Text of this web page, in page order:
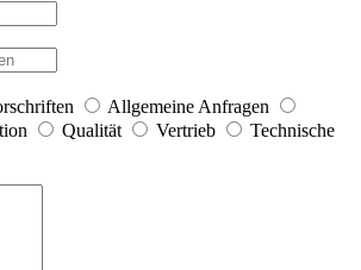
Allgemeine Anfragen
Qualität Vertrieb
Technische